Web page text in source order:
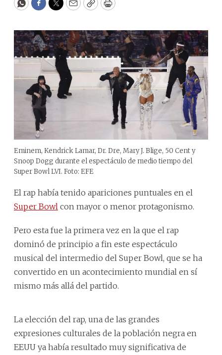
WhatsApp
Facebook
Twitter
EmailCopyPrint
Eminem, Kendrick Lamar, Dr. Dre, Mary J. Blige, 50 Cent y
Snoop Dogg durante el espectáculo de medio tiempo del
Super Bowl LVI. Foto: EFE
El rap había tenido apariciones puntuales en el
Super Bowl con mayor o menor protagonismo.
Pero esta fue la primera vez en la que el rap
dominó de principio a fin este espectáculo
musical del intermedio del Super Bowl, que se ha
convertido en un acontecimiento mundial en sí
mismo más allá del partido.
La elección del rap, una de las grandes
expresiones culturales de la población negra en
EEUU ya había resultado muy significativa de